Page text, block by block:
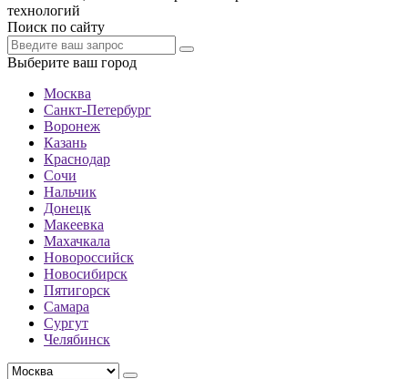
технологий
Поиск по сайту
Выберите ваш город
Москва
Санкт-Петербург
Воронеж
Казань
Краснодар
Сочи
Нальчик
Донецк
Макеевка
Махачкала
Новороссийск
Новосибирск
Пятигорск
Самара
Сургут
Челябинск